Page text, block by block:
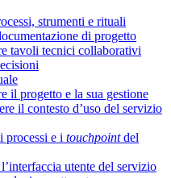
strumenti e rituali
di progetto
tavoli tecnici collaborativi
il progetto e la sua gestione
il contesto d’uso del servizio
processi e i touchpointdel
utente del servizio